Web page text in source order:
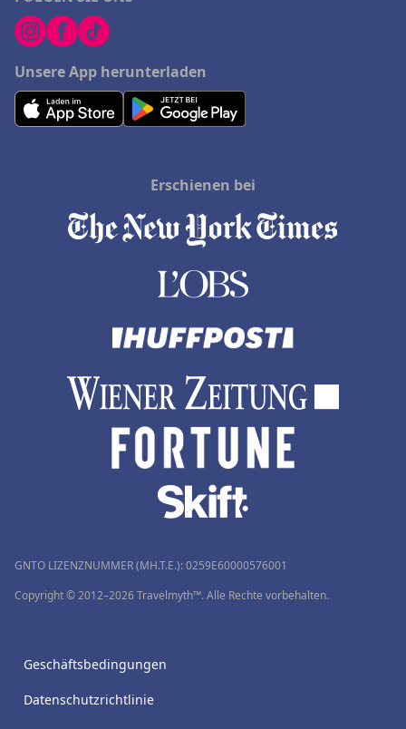
Unsere App herunterladen
Erschienen bei
GNTO LIZENZNUMMER (MH.T.E.): 0259Ε60000576001
Copyright © 2012–2026 Travelmyth™. Alle Rechte vorbehalten.
Geschäftsbedingungen
Datenschutzrichtlinie